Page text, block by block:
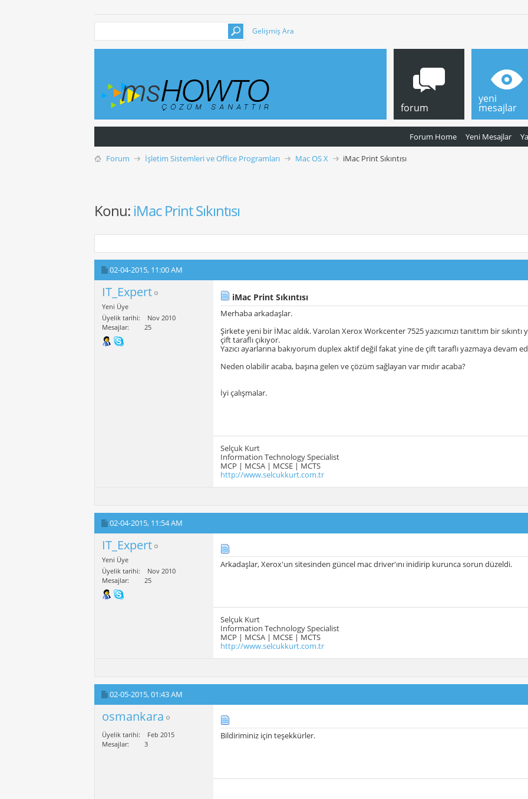
Gelişmiş Ara
forum
Forum Home Yeni Mesajlar
yeni
mesajlar
Forum İşletim Sistemleri ve Office Programları Mac OS X iMac Print Sıkıntısı
Konu: iMac Print Sıkıntısı
02-04-2015, 11:00 AM
IT_Expert
Yeni Üye
Üyelik tarihi
Nov 2010
Mesajlar
25
iMac Print Sıkıntısı
Merhaba arkadaşlar.
Şirkete yeni bir İMac aldık. Varolan Xerox Workcenter 7525 yazıcımızı tanıttım bir
çift taraflı çıkıyor.
Yazıcı ayarlarına bakıyorum duplex aktif değil fakat yine de çift taraflı yazmaya devam
Neden olabilir acaba, başına gelen ve çözüm sağlayan var mıdır acaba?
İyi çalışmalar.
Selçuk Kurt
Information Technology Specialist
MCP | MCSA | MCSE | MCTS
http://www.selcukkurt.com.tr
02-04-2015, 11:54 AM
IT_Expert
Yeni Üye
Üyelik tarihi
Nov 2010
Mesajlar
25
Arkadaşlar, Xerox'un sitesinden güncel mac driver'ını inidirip kurunca sorun düzeldi.
Selçuk Kurt
Information Technology Specialist
MCP | MCSA | MCSE | MCTS
http://www.selcukkurt.com.tr
02-05-2015,01:43 AM
osmankara
Üyelik tarihi
Feb 2015
Mesajlar
3
Bildiriminiz için teşekkürler.